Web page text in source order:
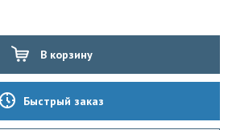
В корзину
Быстрый заказ